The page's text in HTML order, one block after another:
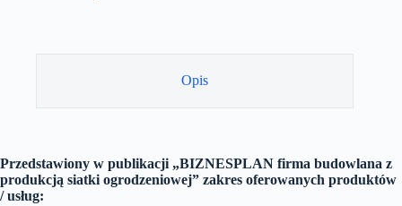
Opis
Przedstawiony w publikacji „BIZNESPLAN firma budowlana z
produkcją siatki ogrodzeniowej” zakres oferowanych produktów
/ usług: